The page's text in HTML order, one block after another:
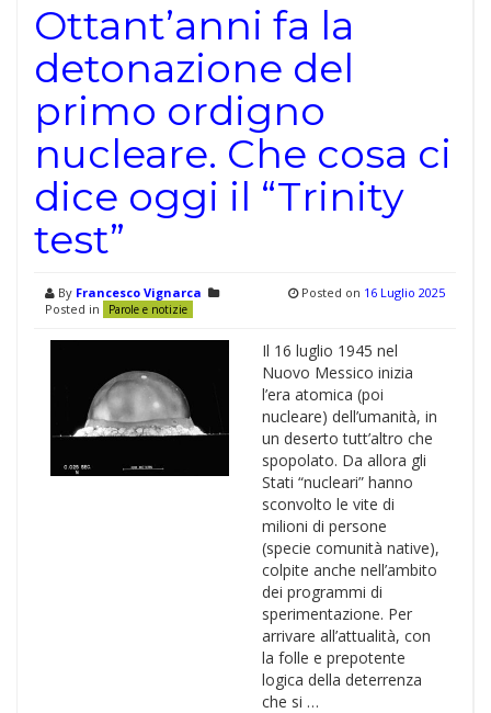
Ottant’anni fa la
detonazione del
primo ordigno
nucleare. Che cosa ci
dice oggi il “Trinity
test”
By Francesco Vignarca
Posted in
Parole e notizie
Posted on 16 Luglio 2025
Il 16 luglio 1945 nel
Nuovo Messico inizia
l’era atomica (poi
nucleare) dell’umanità, in
un deserto tutt’altro che
spopolato. Da allora gli
Stati “nucleari” hanno
sconvolto le vite di
milioni di persone
(specie comunità native),
colpite anche nell’ambito
dei programmi di
sperimentazione. Per
arrivare all’attualità, con
la folle e prepotente
logica della deterrenza
che si …